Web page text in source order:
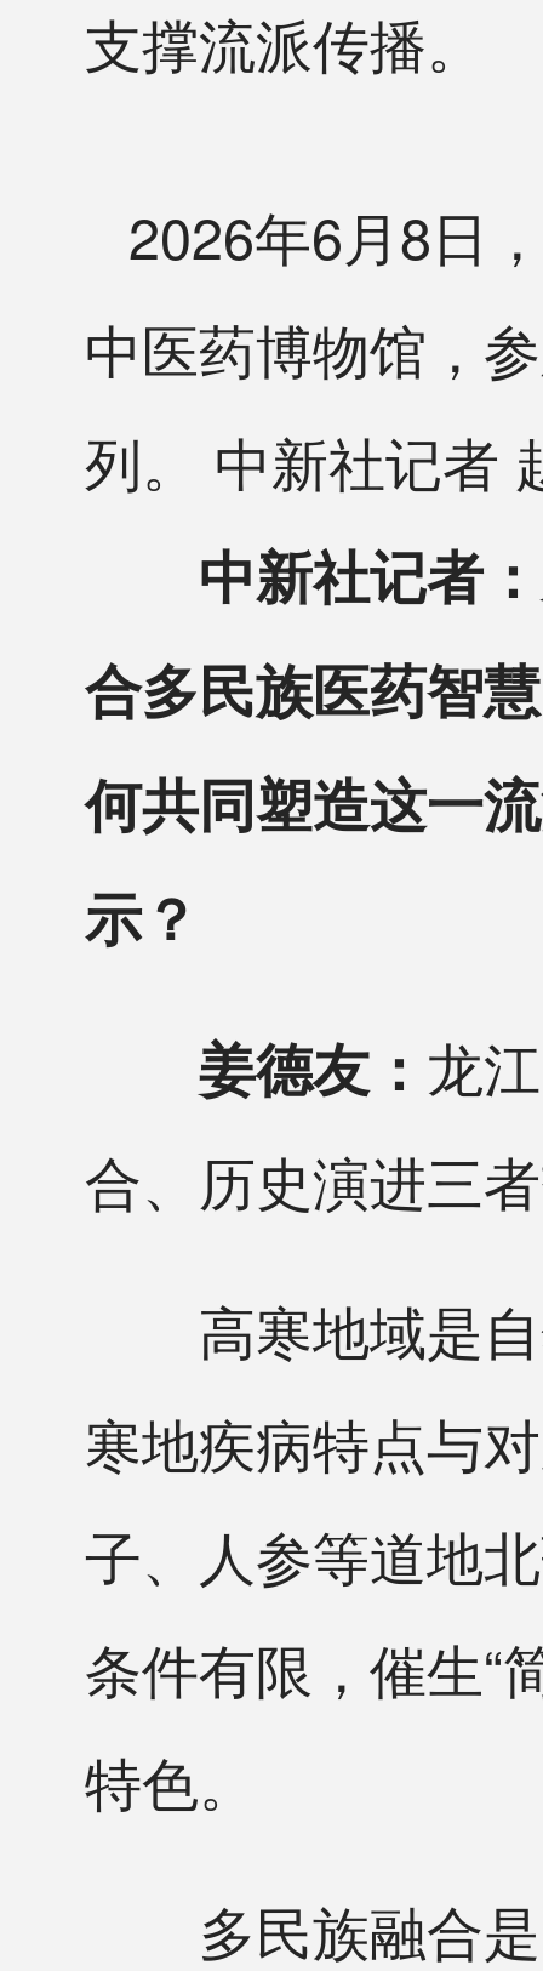
支撑流派传播。
2026年6月8日
中医药博物馆，
列。 中新社记者
中新社记者
合多民族医药智
何共同塑造这一
示？
姜德友： 龙
合、历史演进三
高寒地域是自
寒地疾病特点与
子、人参等道地
条件有限，催生“
特色。
多民族融合是